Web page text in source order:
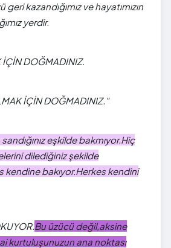
kazandığımız ve hayatımızın
yerdir.
DOĞMADINIZ.
İÇİN DOĞMADINIZ."
eşkilde bakmıyor.Hiç
dilediğiniz şekilde
kendine bakıyor.Herkes kendini
Bu üzücü değil,aksine
kurtuluşunuzun ana noktası